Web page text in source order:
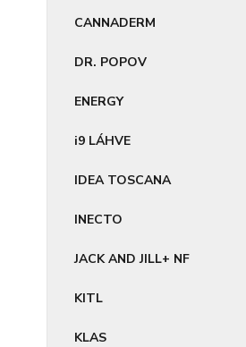
CANNADERM
DR. POPOV
ENERGY
i9 LÁHVE
IDEA TOSCANA
INECTO
JACK AND JILL+ NF
KITL
KLAS